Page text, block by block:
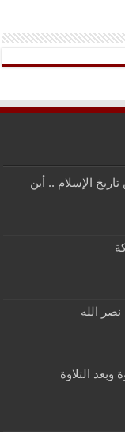
من تاريخ الإسلام .. أين
الله
وبعد التلاوة